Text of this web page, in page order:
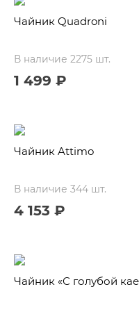
Чайник Quadroni
В наличие 2275 шт.
1 499 ₽
Чайник Attimo
В наличие 344 шт.
4 153 ₽
Чайник «С голубой